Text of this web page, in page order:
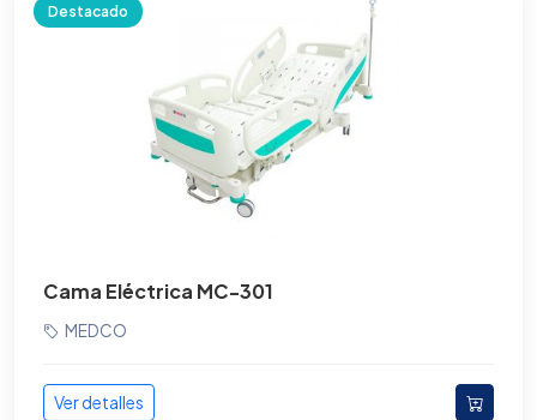
Destacado
Cama Eléctrica MC-301
MEDCO
Ver detalles